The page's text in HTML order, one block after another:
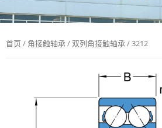
首页 / 角接触轴承/双列角接触轴承/ 3212